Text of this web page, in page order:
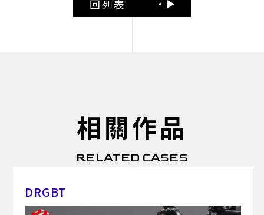
回列表
相關作品
RELATED CASES
DRGBT